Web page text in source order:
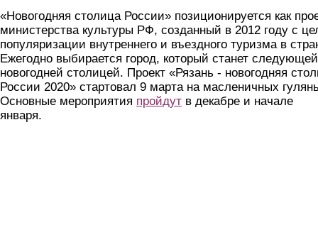
«Новогодняя столица России» позиционируется как
министерства культуры РФ, созданный в 2012 году с
популяризации внутреннего и въездного туризма в
Ежегодно выбирается город, который станет следующей
новогодней столицей. Проект «Рязань - новогодняя
России 2020» стартовал 9 марта на масленичных
Основные мероприятия пройдут в декабре и начале
января.